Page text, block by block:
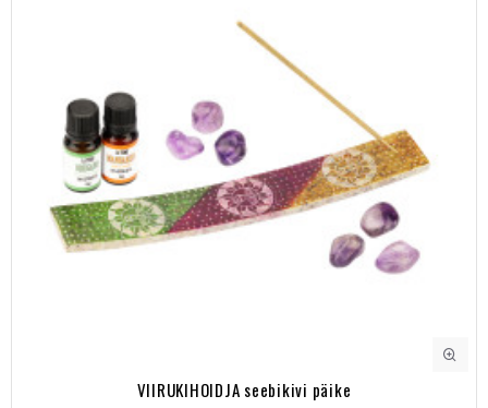
VIIRUKIHOIDJA seebikivi päike